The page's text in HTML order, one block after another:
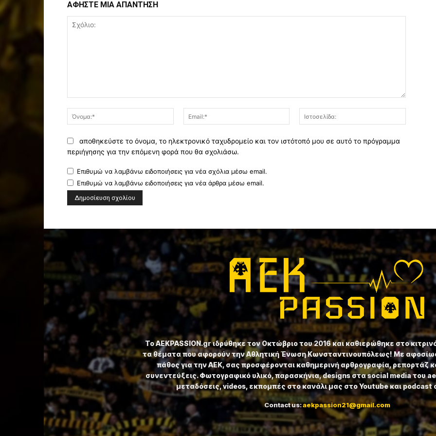
ΑΦΗΣΤΕ ΜΙΑ ΑΠΑΝΤΗΣΗ
Όνομα:*
Email:*
αποθηκεύστε το όνομα, το ηλεκτρονικό ταχυδρομείο και τον ιστότοπό μου σε αυτό το πρόγραμμα
περιήγησης για την επόμενη φορά που θα σχολιάσω.
Επιθυμώ να λαμβάνω ειδοποιήσεις για νέα σχόλια μέσω email.
Επιθυμώ να λαμβάνω ειδοποιήσεις για νέα άρθρα μέσω email.
Το ⁦AEKPASSION.gr⁩ ιδρύθηκε τον Οκτώβριο του 2016 και καθιερώθηκε στο
τα θέματα που αφορούν την Αθλητική Ένωση Κωνσταντινουπόλεως! Με
πάθος για την ΑΕΚ, σας προσφέρονται καθημερινή αρθρογραφία, ρεπορτάζ
συνεντεύξεις. Φωτογραφικό υλικό, παρασκήνια, designs στα social media του
μεταδόσεις, videos, εκπομπές στο κανάλι μας στο Youtube και
Contact us:aekpassion21@gmail.com